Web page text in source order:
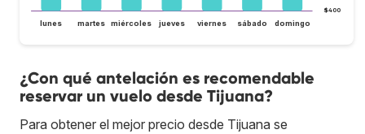
$400
lunes martes miércoles jueves viernes sábado domingo
¿Con qué antelación es recomendable
reservar un vuelo desde Tijuana?
Para obtener el mejor precio desde Tijuana se